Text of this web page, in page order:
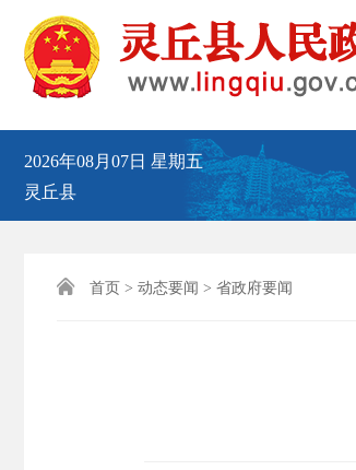
2026年08月07日 星期五
灵丘县
 首页 > 动态要闻 > 省政府要闻